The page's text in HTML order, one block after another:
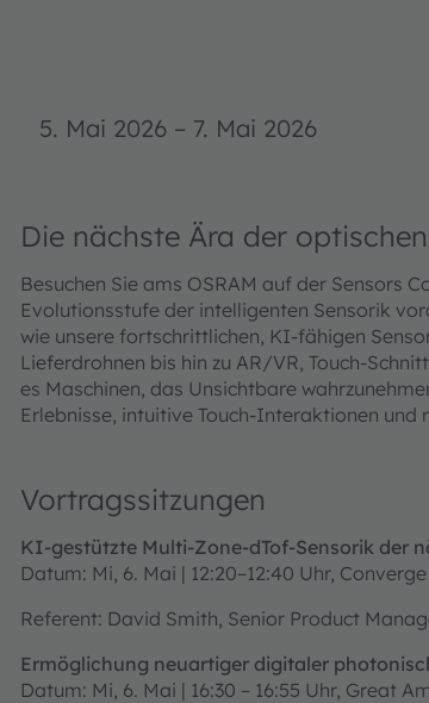
5. Mai 2026 – 7. Mai 2026
Die nächste Ära der
Besuchen Sie ams OSRAM auf der Sensors
Evolutionsstufe der intelligenten Sensorik
wie unsere fortschrittlichen, KI-fähigen
Lieferdrohnen bis hin zu AR/VR, Touch-
es Maschinen, das Unsichtbare
Erlebnisse, intuitive Touch-Interaktionen und
Vortragssitzungen
KI-gestützte Multi-Zone-dTof-Sensorik der
Datum: Mi, 6. Mai | 12:20–12:40 Uhr,
Referent: David Smith, Senior Product
Ermöglichung neuartiger digitaler
Datum: Mi, 6. Mai | 16:30 – 16:55 Uhr, Great